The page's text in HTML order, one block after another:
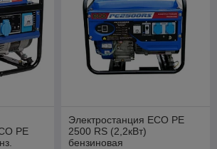
PE
Электростанция ECO PE
2500 RS (2,2кВт)
бензиновая